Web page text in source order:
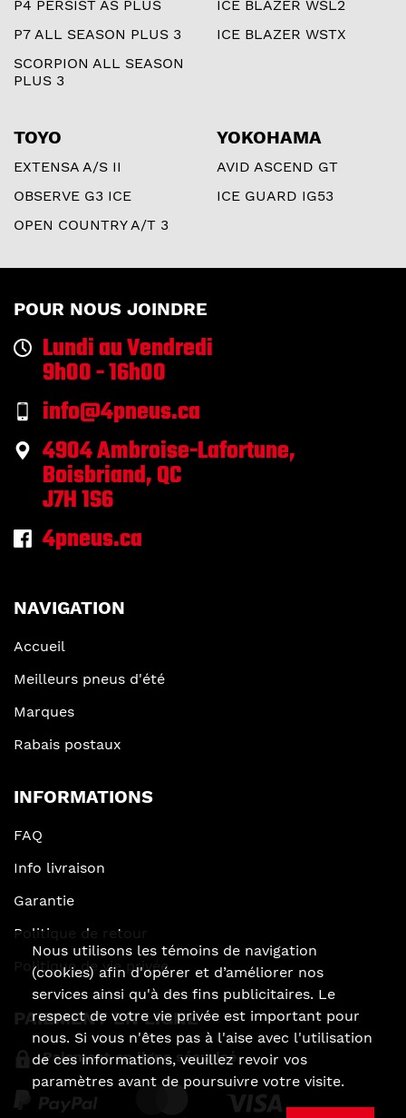
P4 PERSIST AS PLUS
P7 ALL SEASON PLUS 3
SCORPION ALL SEASON
PLUS 3
ICE BLAZER WSL2
ICE BLAZER WSTX
TOYO
EXTENSA A/S II
OBSERVE G3 ICE
OPEN COUNTRY A/T 3
YOKOHAMA
AVID ASCEND GT
ICE GUARD IG53
POUR NOUS JOINDRE
Lundi au Vendredi
9h00 - 16h00
info@4pneus.ca
4904 Ambroise-Lafortune,
Boisbriand, QC
J7H 1S6
4pneus.ca
NAVIGATION
Accueil
Meilleurs pneus d'été
Marques
Rabais postaux
INFORMATIONS
FAQ
Info livraison
Garantie
Politique de retour
Politique de vie privée
PAIEMENT EN LIGNE
Paiement en ligne sécurisé
Nous utilisons les témoins de navigation
(cookies) afin d'opérer et d’améliorer nos
services ainsi qu'à des fins publicitaires. Le
respect de votre vie privée est important pour
nous. Si vous n'êtes pas à l'aise avec l'utilisation
de ces informations, veuillez revoir vos
paramètres avant de poursuivre votre visite.